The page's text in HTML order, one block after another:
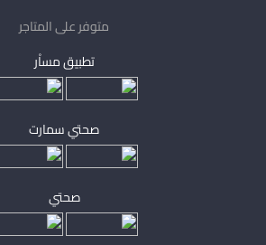
متوفر على المتاجر
تطبيق مساْر
صحتي سمارت
صحتي